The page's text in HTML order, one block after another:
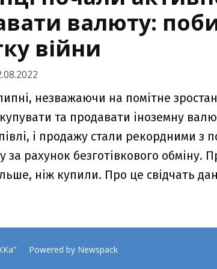
валюту:
війни
незважаючи на помітне
та продавати іноземну
і продажу стали рекордними з
за рахунок безготівкового обміну.
ніж купили. Про це свідчать
Powered by Newspack